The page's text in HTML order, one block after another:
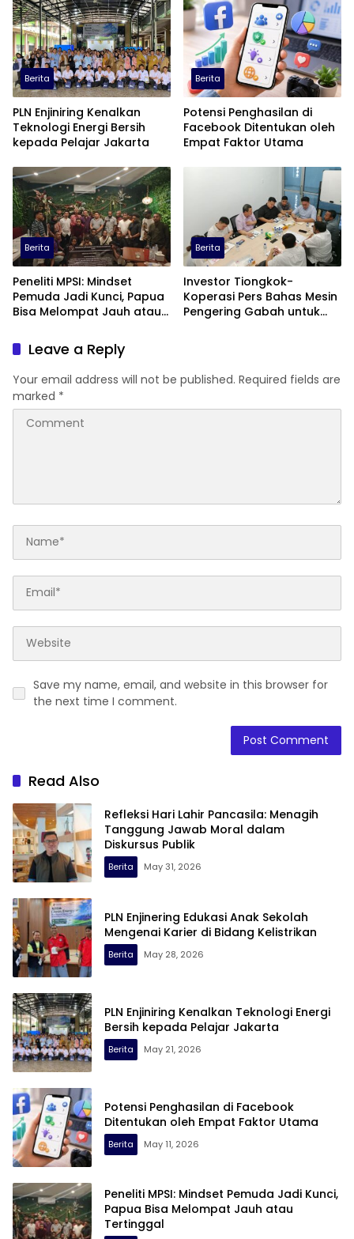
Berita
PLN Enjiniring Kenalkan
Teknologi Energi Bersih
kepada Pelajar Jakarta
Berita
Potensi Penghasilan di
Facebook Ditentukan oleh
Empat Faktor Utama
Berita
Peneliti MPSI: Mindset
Pemuda Jadi Kunci, Papua
Bisa Melompat Jauh atau
Berita
Investor Tiongkok-
Koperasi Pers Bahas Mesin
Pengering Gabah untuk
Leave a Reply
Your email address will not be published. Required fields are
marked *
Save my name, email, and website in this browser for
the next time I comment.
Read Also
Refleksi Hari Lahir Pancasila: Menagih
Tanggung Jawab Moral dalam
Diskursus Publik
Berita May 31, 2026
PLN Enjinering Edukasi Anak Sekolah
Mengenai Karier di Bidang Kelistrikan
Berita May 28, 2026
PLN Enjiniring Kenalkan Teknologi Energi
Bersih kepada Pelajar Jakarta
Berita May 21, 2026
Potensi Penghasilan di Facebook
Ditentukan oleh Empat Faktor Utama
Berita May 11, 2026
Peneliti MPSI: Mindset Pemuda Jadi Kunci,
Papua Bisa Melompat Jauh atau
Tertinggal